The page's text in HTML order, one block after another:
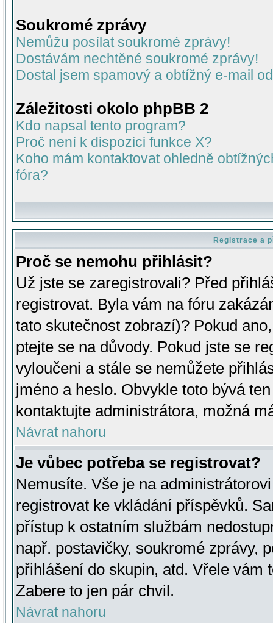
Soukromé zprávy
Nemůžu posílat soukromé zprávy!
Dostávám nechtěné soukromé zprávy!
Dostal jsem spamový a obtížný e-mail
Záležitosti okolo phpBB 2
Kdo napsal tento program?
Proč není k dispozici funkce X?
Koho mám kontaktovat ohledně
fóra?
Registrace a
Proč se nemohu přihlásit?
Už jste se zaregistrovali? Před
registrovat. Byla vám na fóru
tato skutečnost zobrazí)? Pokud
ptejte se na důvody. Pokud jste se
vyloučeni a stále se nemůžete
jméno a heslo. Obvykle toto bývá
kontaktujte administrátora, možná
Návrat nahoru
Je vůbec potřeba se registrovat?
Nemusíte. Vše je na
registrovat ke vkládání příspěvků.
přístup k ostatním službám
např. postavičky, soukromé zprávy,
přihlášení do skupin, atd. Vřele vám
Zabere to jen pár chvil.
Návrat nahoru